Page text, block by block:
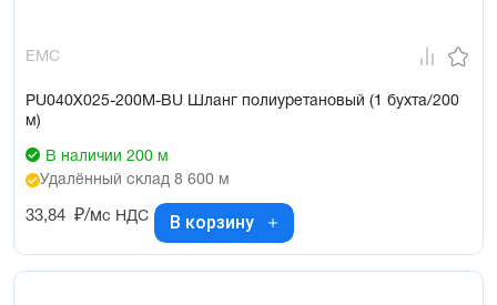
EMC
PU040X025-200M-BU Шланг полиуретановый (1 бухта/200
м)
В наличии 200 м
Удалённый склад 8 600 м
33,84 ₽/мс НДС В корзину